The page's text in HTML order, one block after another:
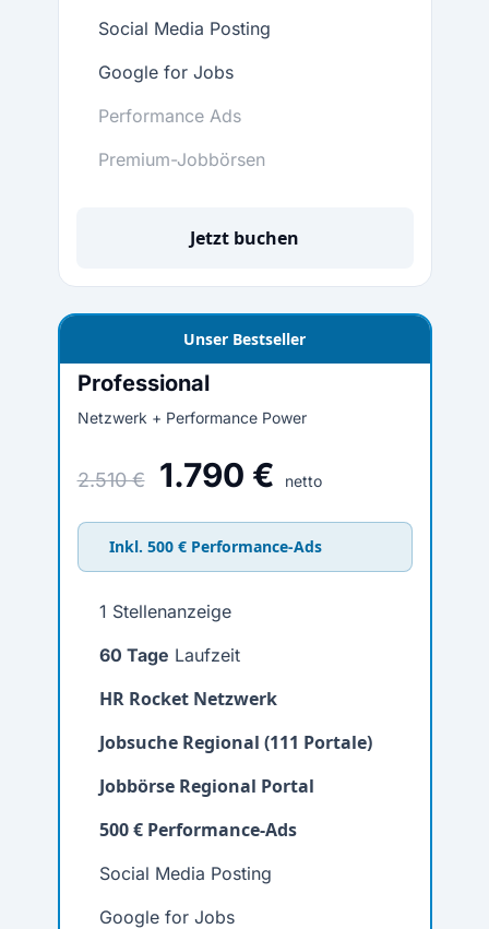
Social Media Posting
Google for Jobs
Performance Ads
Premium-Jobbörsen
Jetzt buchen
Unser Bestseller
Professional
Netzwerk + Performance Power
2.510 € 1.790 € netto
Inkl. 500 € Performance-Ads
1 Stellenanzeige
60 Tage Laufzeit
HR Rocket Netzwerk
Jobsuche Regional (111 Portale)
Jobbörse Regional Portal
500 € Performance-Ads
Social Media Posting
Google for Jobs